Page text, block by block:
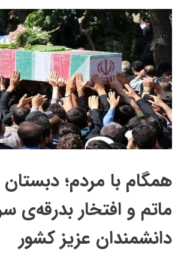
همگام با مردم؛
ماتم و افتخار بدرقه‌ی
دانشمندان عزیز کشور